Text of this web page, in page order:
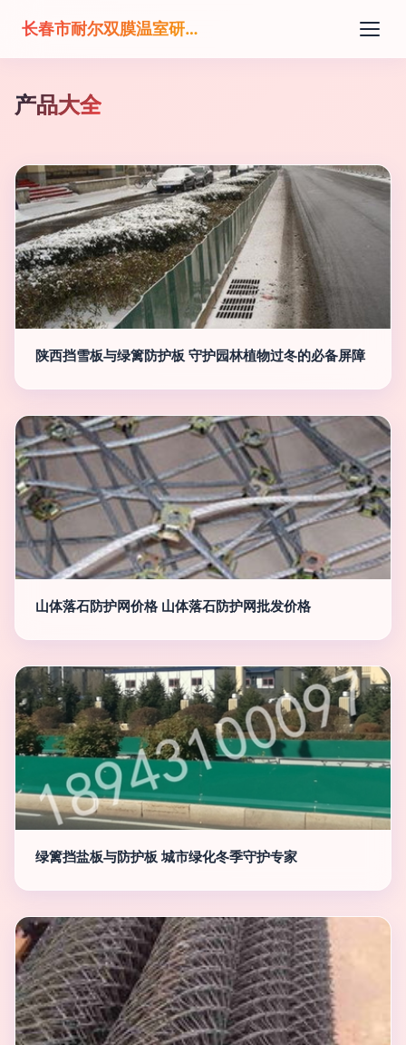
长春市耐尔双膜温室研发有限公司
产品大全
陕西挡雪板与绿篱防护板 守护园林植物过冬的必备屏障
山体落石防护网价格 山体落石防护网批发价格
绿篱挡盐板与防护板 城市绿化冬季守护专家